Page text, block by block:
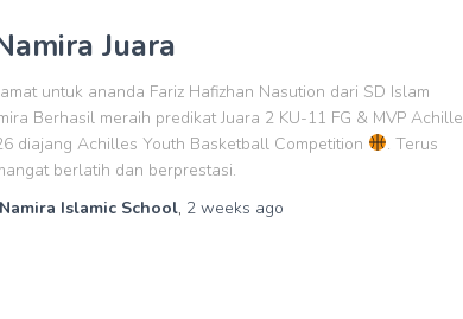
Juara
untuk ananda Fariz Hafizhan Nasution dari SD Islam
Berhasil meraih predikat Juara 2 KU-11 FG & MVP
diajang Achilles Youth Basketball Competition
. Terus
berlatih dan berprestasi.
Namira Islamic School, 2 weeks ago